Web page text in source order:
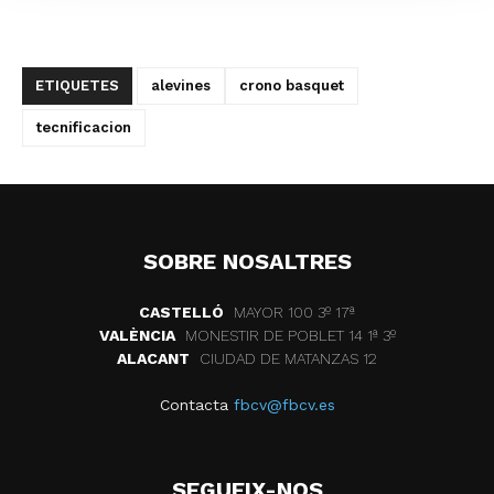
ETIQUETES alevines crono basquet
tecnificacion
SOBRE NOSALTRES
CASTELLÓ
MAYOR 100 3º 17ª
VALÈNCIA
MONESTIR DE POBLET 14 1ª 3º
ALACANT
CIUDAD DE MATANZAS 12
Contacta fbcv@fbcv.es